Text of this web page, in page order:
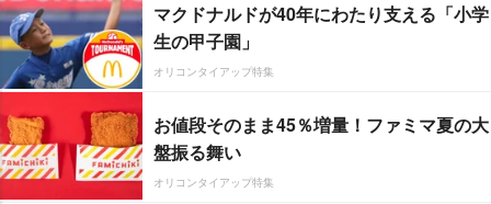
マクドナルドが40年にわたり支える「小学
生の甲子園」
オリコンタイアップ特集
お値段そのまま45％増量！ファミマ夏の大
盤振る舞い
オリコンタイアップ特集